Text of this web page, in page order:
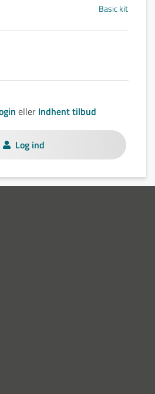
Basic kit
eller Indhent tilbud
Log ind